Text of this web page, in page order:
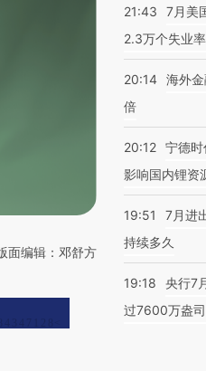
面编辑：邓舒方
21:43
7月美
2.3万个失业
20:14 海外
倍
20:12 宁德
影响国内锂资
19:51
7月进
持续多久
19:18
央行7
过7600万盎司